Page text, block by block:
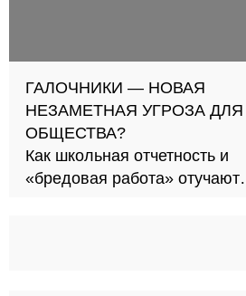
ГАЛОЧНИКИ — НОВАЯ
НЕЗАМЕТНАЯ УГРОЗА ДЛЯ
ОБЩЕСТВА?
Как школьная отчетность и
«бредовая работа» отучают